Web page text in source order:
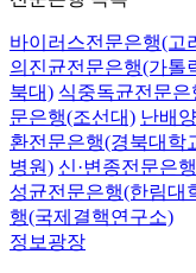
바이러스전문은행(고
의진균전문은행(가톨
북대) 식중독균전문
문은행(조선대) 난배
환전문은행(경북대학
병원) 신·변종전문은
성균전문은행(한림대
행(국제결핵연구소)
정보광장